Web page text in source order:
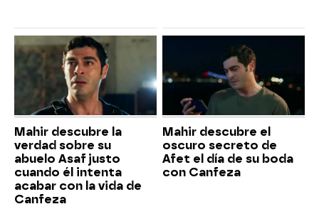
Mahir descubre la
verdad sobre su
abuelo Asaf justo
cuando él intenta
acabar con la vida de
Canfeza
Mahir descubre el
oscuro secreto de
Afet el día de su boda
con Canfeza